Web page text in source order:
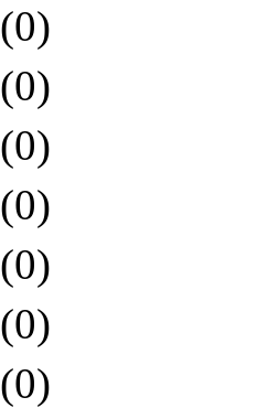
(0)
(0)
(0)
(0)
(0)
(0)
(0)